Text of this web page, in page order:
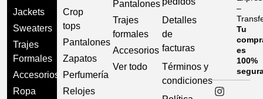
Jackets
Sweaters
Trajes
Formales
Accesorios
Ropa
Crop
tops
Pantalones
Zapatos
Perfumería
Relojes
Pantalones
Trajes
formales
Accesorios
Ver todo
Detalles
de
facturas
Términos y
condiciones
–
Tu
es
100%